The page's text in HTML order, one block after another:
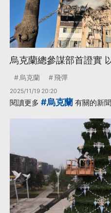
烏克蘭總參謀部首證實
烏克蘭 飛彈
2025/11/19 20:20
閱讀更多 #烏克蘭 有關的新聞